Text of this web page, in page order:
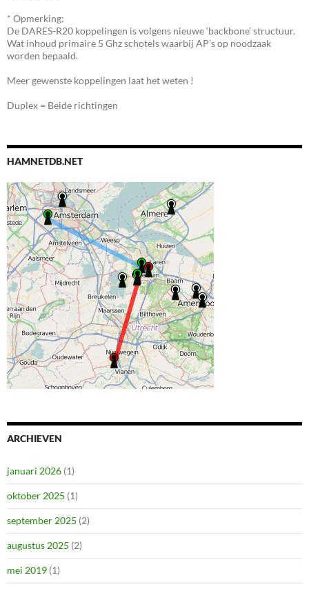
* Opmerking:
De DARES-R20 koppelingen is volgens nieuwe ‘backbone’ structuur.
Wat inhoud primaire 5 Ghz schotels waarbij AP’s op noodzaak
worden bepaald.
Meer gewenste koppelingen laat het weten !
Duplex = Beide richtingen
HAMNETDB.NET
ARCHIEVEN
januari 2026 (1)
oktober 2025 (1)
september 2025 (2)
augustus 2025 (2)
mei 2019 (1)